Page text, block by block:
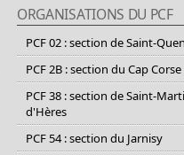
ORGANISATIONS DU PCF
PCF 02 : section de Saint-
PCF 2B : section du Cap Corse
PCF 38 : section de Saint-
d'Hères
PCF 54 : section du Jarnisy